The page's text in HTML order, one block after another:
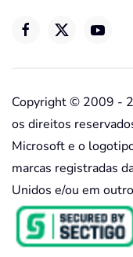
Copyright © 2009 -
os direitos
Microsoft e o
marcas registradas
Unidos e/ou em